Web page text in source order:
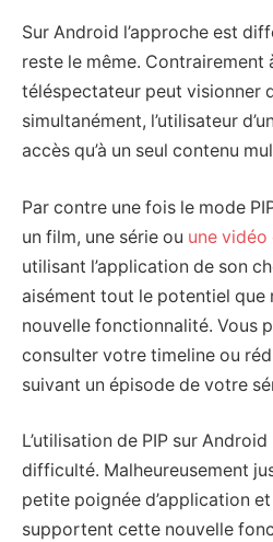
Sur Android l’approche est
reste le même. Contrairement
téléspectateur peut visionner
simultanément, l’utilisateur
accès qu’à un seul contenu
Par contre une fois le mode
un film, une série ou une vidéo
utilisant l’application de son
aisément tout le potentiel que
nouvelle fonctionnalité. Vous
consulter votre timeline ou
suivant un épisode de votre
L’utilisation de PIP sur
difficulté. Malheureusement
petite poignée d’application
supportent cette nouvelle